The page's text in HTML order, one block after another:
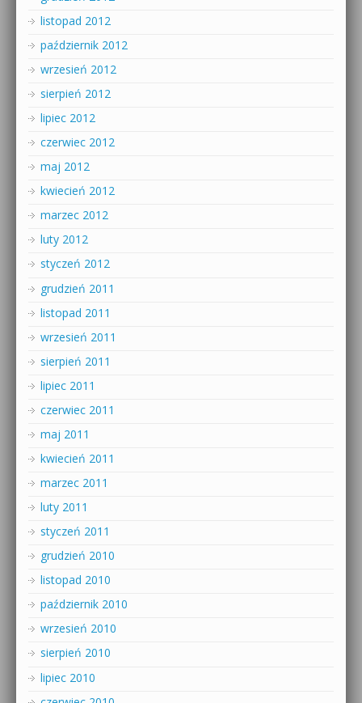
listopad 2012
październik 2012
wrzesień 2012
sierpień 2012
lipiec 2012
czerwiec 2012
maj 2012
kwiecień 2012
marzec 2012
luty 2012
styczeń 2012
grudzień 2011
listopad 2011
wrzesień 2011
sierpień 2011
lipiec 2011
czerwiec 2011
maj 2011
kwiecień 2011
marzec 2011
luty 2011
styczeń 2011
grudzień 2010
listopad 2010
październik 2010
wrzesień 2010
sierpień 2010
lipiec 2010